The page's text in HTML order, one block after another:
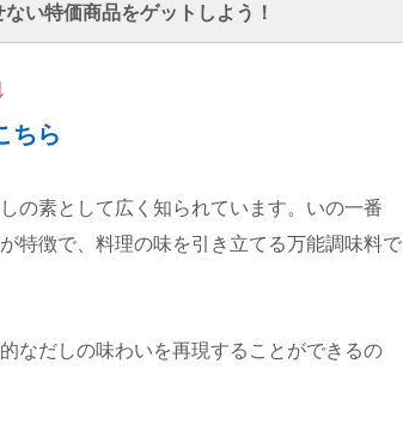
い特価商品をゲットしよう！
ちら
の素として広く知られています。いの一番
特徴で、料理の味を引き立てる万能調味料で
なだしの味わいを再現することができるの